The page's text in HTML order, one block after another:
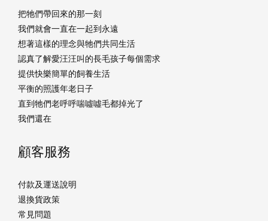
把牠們帶回來的那一刻
我們就會一直在一起到永遠
想著這樣的理念與牠們共同生活
認真了解愛汪汪叫的長毛孩子每個需求
提供快樂簡單的飼養生活
平衡的照護年老日子
直到牠們老呼呼喘噓噓毛都掉光了
我們還在
顧客服務
付款及運送說明
退換貨政策
常見問題